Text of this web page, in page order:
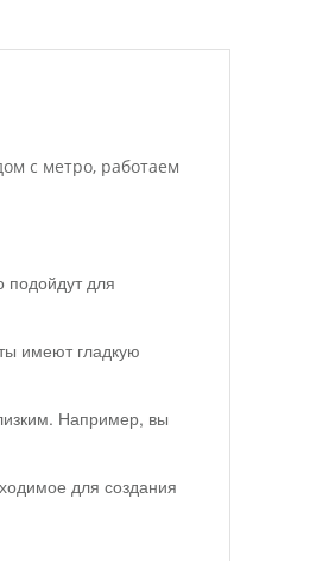
с метро, работаем
для
имеют гладкую
Например, вы
для создания